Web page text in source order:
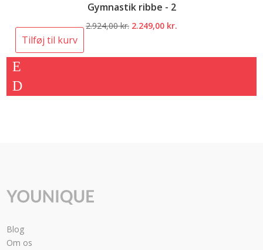
Gymnastik ribbe - 2
2.924,00kr. Den
2.249,00 kr.
Tilføj til kurv
Blog
Om os